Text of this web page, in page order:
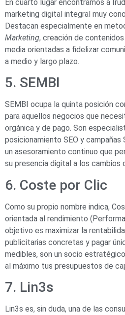
En cuarto lugar encontramos a
marketing digital integral muy
Destacan especialmente en
Marketing, creación de
media orientadas a fidelizar
a medio y largo plazo.
5. SEMBI
SEMBI ocupa la quinta posición
para aquellos negocios que
orgánica y de pago. Son
posicionamiento SEO y
un asesoramiento continuo que
su presencia digital a los cambios
6. Coste por Clic
Como su propio nombre indica,
orientada al rendimiento
objetivo es maximizar la
publicitarias concretas y pagar
medibles, son un socio
al máximo tus presupuestos de
7. Lin3s
Lin3s es, sin duda, una de las